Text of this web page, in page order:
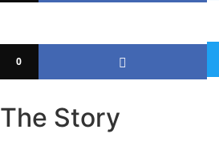
0
The Story